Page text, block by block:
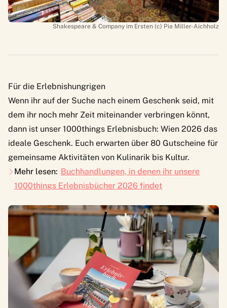
Shakespeare & Company im Ersten (c) Pia Miller-Aichholz
Für die Erlebnishungrigen
Wenn ihr auf der Suche nach einem Geschenk seid, mit
dem ihr noch mehr Zeit miteinander verbringen könnt,
dann ist unser 1000things Erlebnisbuch: Wien 2026 das
ideale Geschenk. Euch erwarten über 80 Gutscheine für
gemeinsame Aktivitäten von Kulinarik bis Kultur.
Mehr lesen: Buchhandlungen, in denen ihr unsere
1000things Erlebnisbücher 2026 findet